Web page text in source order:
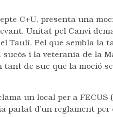
C+U, presenta una
Unitat pel Canvi
Taulí. Pel que sembla la
i la veterania de la
de suc que la moció
un local per a FECUS
parlat d’un reglament